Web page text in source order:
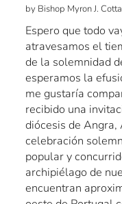
by Bishop Myron J.
Espero que todo
atravesamos el
de la solemnidad
esperamos la
me gustaría
recibido una
diócesis de
celebración
popular y
archipiélago de
encuentran